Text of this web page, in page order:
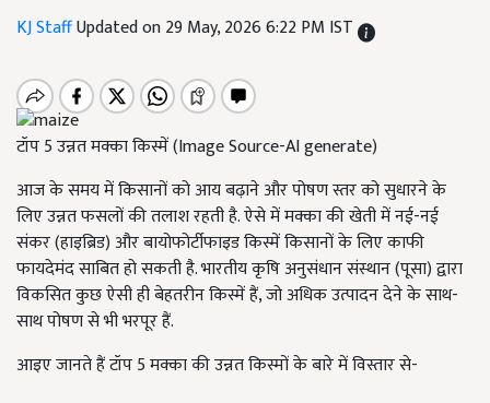
KJ StaffUpdated on 29 May, 2026 6:22 PM IST
टॉप 5 उन्नत मक्का किस्में (Image Source-AI generate)
आज के समय में किसानों को आय बढ़ाने और पोषण स्तर को सुधारने के
लिए उन्नत फसलों की तलाश रहती है. ऐसे में मक्का की खेती में नई-नई
संकर (हाइब्रिड) और बायोफोर्टीफाइड किस्में किसानों के लिए काफी
फायदेमंद साबित हो सकती है. भारतीय कृषि अनुसंधान संस्थान (पूसा) द्वारा
विकसित कुछ ऐसी ही बेहतरीन किस्में हैं, जो अधिक उत्पादन देने के साथ-
साथ पोषण से भी भरपूर हैं.
आइए जानते हैं टॉप 5 मक्का की उन्नत किस्मों के बारे में विस्तार से-